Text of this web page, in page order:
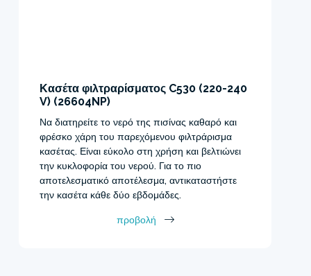
Κασέτα φιλτραρίσματος C530 (220-240
V) (26604NP)
Να διατηρείτε το νερό της πισίνας καθαρό και
φρέσκο χάρη του παρεχόμενου φιλτράρισμα
κασέτας. Είναι εύκολο στη χρήση και βελτιώνει
την κυκλοφορία του νερού. Για το πιο
αποτελεσματικό αποτέλεσμα, αντικαταστήστε
την κασέτα κάθε δύο εβδομάδες.
προβολή